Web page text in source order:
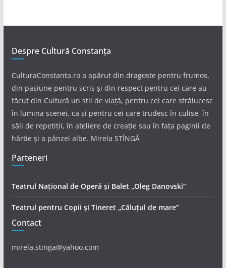
Despre Cultură Constanța
CulturaConstanta.ro a apărut din dragoste pentru frumos,
din pasiune pentru scris și din respect pentru cei care au
făcut din Cultură un stil de viață, pentru cei care strălucesc
în lumina scenei, ca și pentru cei care trudesc în culise, în
săli de repetiții, în ateliere de creație sau în fața paginii de
hârtie și a pânzei albe. Mirela STÎNGĂ
Parteneri
Teatrul Național de Operă și Balet „Oleg Danovski”
Teatrul pentru Copii și Tineret „Căluțul de mare”
Contact
mirela.stinga@yahoo.com